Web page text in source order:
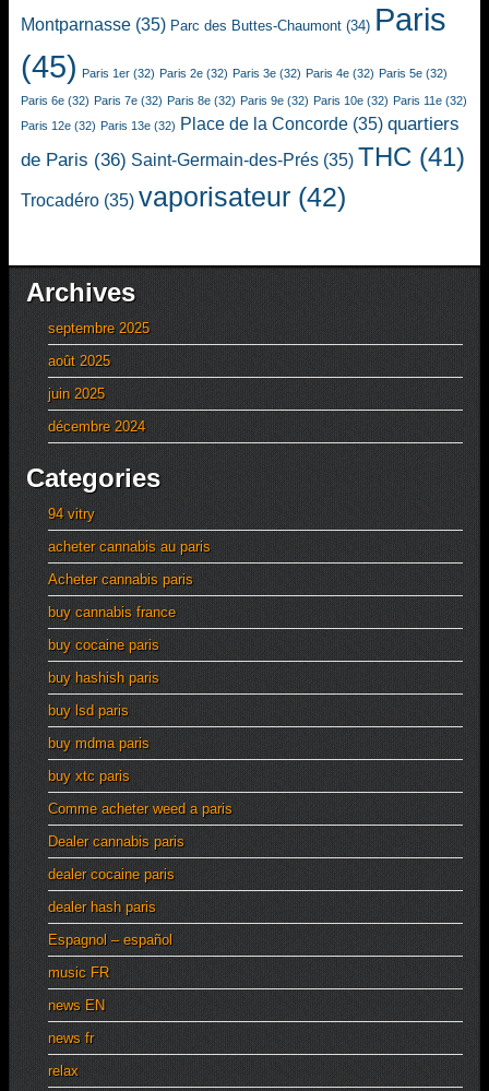
Montparnasse (35) Parc des Buttes-Chaumont (34) Paris
(45) Paris 1er (32) Paris 2e (32) Paris 3e (32) Paris 4e (32) Paris 5e (32)
Paris 6e (32) Paris 7e (32) Paris 8e (32) Paris 9e (32) Paris 10e (32) Paris 11e (32)
Paris 12e (32) Paris 13e (32) Place de la Concorde (35) quartiers
de Paris (36) Saint-Germain-des-Prés (35) THC (41)
Trocadéro (35) vaporisateur (42)
Archives
septembre 2025
août 2025
juin 2025
décembre 2024
Categories
94 vitry
acheter cannabis au paris
Acheter cannabis paris
buy cannabis france
buy cocaine paris
buy hashish paris
buy lsd paris
buy mdma paris
buy xtc paris
Comme acheter weed a paris
Dealer cannabis paris
dealer cocaine paris
dealer hash paris
Espagnol – español
music FR
news EN
news fr
relax